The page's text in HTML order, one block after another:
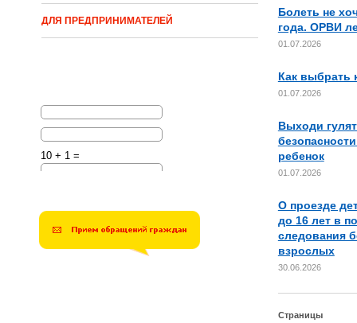
ДЛЯ ПРЕДПРИНИМАТЕЛЕЙ
10 + 1 =
Болеть не
года. ОРВИ
01.07.2026
Как выбрать
01.07.2026
Выходи
ребенок
01.07.2026
О проезде
до 16 лет в
следования
взрослых
30.06.2026
Страницы